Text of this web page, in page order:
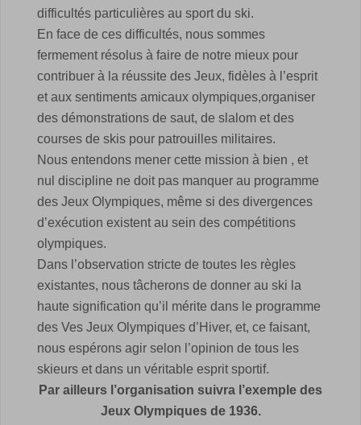
difficultés particulières au sport du ski.
En face de ces difficultés, nous sommes
fermement résolus à faire de notre mieux pour
contribuer à la réussite des Jeux, fidèles à l’esprit
et aux sentiments amicaux olympiques,organiser
des démonstrations de saut, de slalom et des
courses de skis pour patrouilles militaires.
Nous entendons mener cette mission à bien , et
nul discipline ne doit pas manquer au programme
des Jeux Olympiques, même si des divergences
d’exécution existent au sein des compétitions
olympiques.
Dans l’observation stricte de toutes les règles
existantes, nous tâcherons de donner au ski la
haute signification qu’il mérite dans le programme
des Ves Jeux Olympiques d’Hiver, et, ce faisant,
nous espérons agir selon l’opinion de tous les
skieurs et dans un véritable esprit sportif.
Par ailleurs l’organisation suivra l’exemple des
Jeux Olympiques de 1936.